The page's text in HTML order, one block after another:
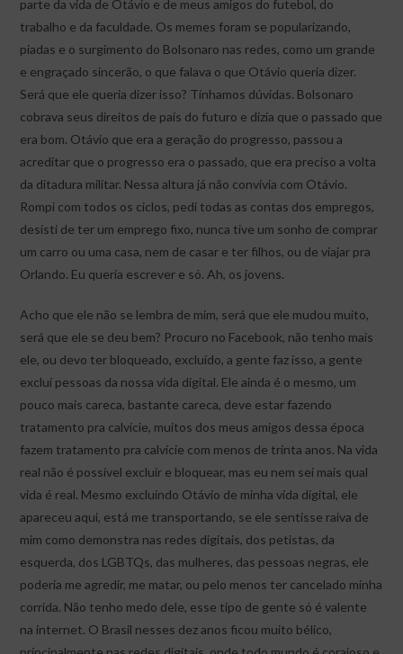
parte da vida de Otávio e de meus amigos do futebol, do
trabalho e da faculdade. Os memes foram se popularizando,
piadas e o surgimento do Bolsonaro nas redes, como um grande
e engraçado sincerão, o que falava o que Otávio queria dizer.
Será que ele queria dizer isso? Tínhamos dúvidas. Bolsonaro
cobrava seus direitos de país do futuro e dizia que o passado que
era bom. Otávio que era a geração do progresso, passou a
acreditar que o progresso era o passado, que era preciso a volta
da ditadura militar. Nessa altura já não convivia com Otávio.
Rompi com todos os ciclos, pedi todas as contas dos empregos,
desisti de ter um emprego fixo, nunca tive um sonho de comprar
um carro ou uma casa, nem de casar e ter filhos, ou de viajar pra
Orlando. Eu queria escrever e só. Ah, os jovens.
Acho que ele não se lembra de mim, será que ele mudou muito,
será que ele se deu bem? Procuro no Facebook, não tenho mais
ele, ou devo ter bloqueado, excluído, a gente faz isso, a gente
excluí pessoas da nossa vida digital. Ele ainda é o mesmo, um
pouco mais careca, bastante careca, deve estar fazendo
tratamento pra calvície, muitos dos meus amigos dessa época
fazem tratamento pra calvície com menos de trinta anos. Na vida
real não é possível excluir e bloquear, mas eu nem sei mais qual
vida é real. Mesmo excluindo Otávio de minha vida digital, ele
apareceu aqui, está me transportando, se ele sentisse raiva de
mim como demonstra nas redes digitais, dos petistas, da
esquerda, dos LGBTQs, das mulheres, das pessoas negras, ele
poderia me agredir, me matar, ou pelo menos ter cancelado minha
corrida. Não tenho medo dele, esse tipo de gente só é valente
na internet. O Brasil nesses dez anos ficou muito bélico,